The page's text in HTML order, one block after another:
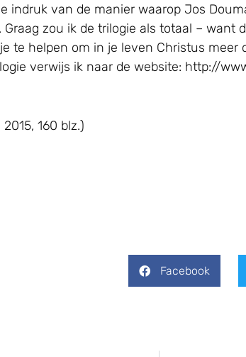
indruk van de manier waarop Jos
zou ik de trilogie als totaal – want
te helpen om in je leven Christus meer
verwijs ik naar de website: http://
2015, 160 blz.)
Facebook